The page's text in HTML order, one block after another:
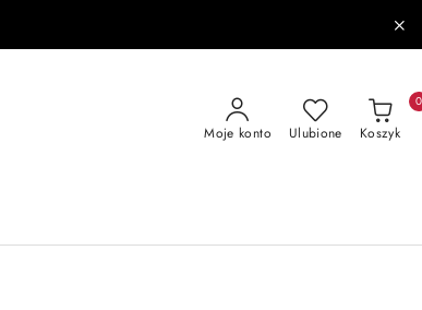
Moje konto Ulubione Koszyk
0